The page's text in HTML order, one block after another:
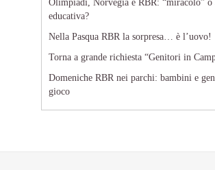
Olimpiadi, Norvegia e RBR: “miracolo” o
educativa?
Nella Pasqua RBR la sorpresa… è l’uovo!
Torna a grande richiesta “Genitori in
Domeniche RBR nei parchi: bambini e
gioco